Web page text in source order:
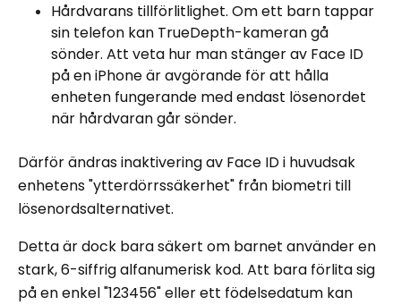
Hårdvarans tillförlitlighet. Om ett barn tappar
sin telefon kan TrueDepth-kameran gå
sönder. Att veta hur man stänger av Face ID
på en iPhone är avgörande för att hålla
enheten fungerande med endast lösenordet
när hårdvaran går sönder.
Därför ändras inaktivering av Face ID i huvudsak
enhetens "ytterdörrssäkerhet" från biometri till
lösenordsalternativet.
Detta är dock bara säkert om barnet använder en
stark, 6-siffrig alfanumerisk kod. Att bara förlita sig
på en enkel "123456" eller ett födelsedatum kan